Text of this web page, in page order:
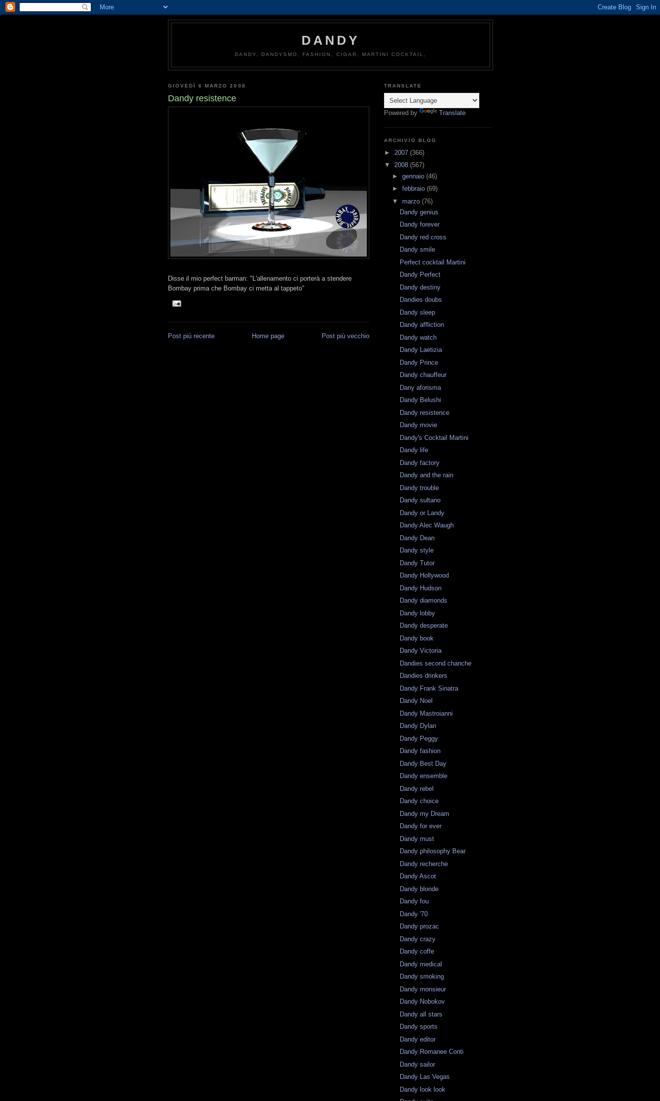
DANDY
DANDY, DANDYSMO, FASHION, CIGAR, MARTINI COCKTAIL,
GIOVEDÌ 6 MARZO 2008
Dandy resistence
Disse il mio perfect barman: "L'allenamento ci porterà a stendere
Bombay prima che Bombay ci metta al tappeto"
Post più recente Post più vecchio
Home page
TRANSLATE
Powered by Translate
ARCHIVIO BLOG
► 2007 (366)
▼ 2008 (567)
► gennaio (46)
► febbraio (69)
▼ marzo (76)
Dandy genius
Dandy forever
Dandy red cross
Dandy smile
Perfect cocktail Martini
Dandy Perfect
Dandy destiny
Dandies doubs
Dandy sleep
Dandy affliction
Dandy watch
Dandy Laetizia
Dandy Prince
Dandy chauffeur
Dany aforisma
Dandy Belushi
Dandy resistence
Dandy movie
Dandy's Cocktail Martini
Dandy life
Dandy factory
Dandy and the rain
Dandy trouble
Dandy sultano
Dandy or Landy
Dandy Alec Waugh
Dandy Dean
Dandy style
Dandy Tutor
Dandy Hollywood
Dandy Hudson
Dandy diamonds
Dandy lobby
Dandy desperate
Dandy book
Dandy Victoria
Dandies second chanche
Dandies drinkers
Dandy Frank Sinatra
Dandy Noel
Dandy Mastroianni
Dandy Dylan
Dandy Peggy
Dandy fashion
Dandy Best Day
Dandy ensemble
Dandy rebel
Dandy choice
Dandy my Dream
Dandy for ever
Dandy must
Dandy philosophy Bear
Dandy recherche
Dandy Ascot
Dandy blonde
Dandy fou
Dandy '70
Dandy prozac
Dandy crazy
Dandy coffe
Dandy medical
Dandy smoking
Dandy monsieur
Dandy Nobokov
Dandy all stars
Dandy sports
Dandy editor
Dandy Romanee Conti
Dandy sailor
Dandy Las Vegas
Dandy look look